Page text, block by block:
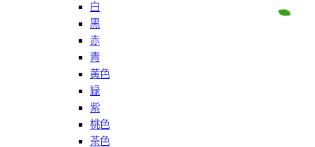
白
黒
赤
青
黄色
緑
紫
桃色
茶色